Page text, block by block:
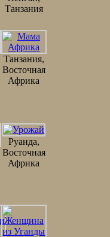
Танзания
Танзания,
Восточная
Африка
Руанда,
Восточная
Африка